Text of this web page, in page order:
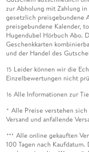
zur Abholung mit Zahlung
gesetzlich preisgebundene
preisgebundene Kalender,
Hugendubel Hörbuch Abo.
Geschenkkarten
und der Handel des
15 Leider können wir die
Einzelbewertungen nicht
16 Alle Informationen zur
* Alle Preise verstehen
Versand und anfallende
*** Alle online gekauften
100 Tagen nach